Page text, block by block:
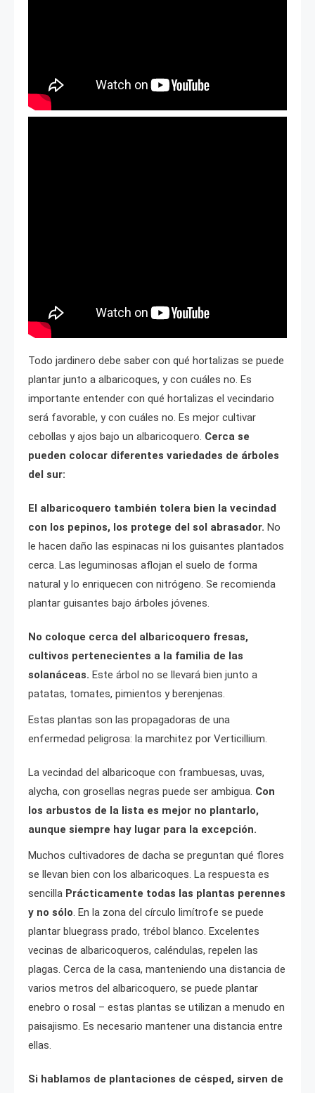
Todo jardinero debe saber con qué hortalizas se puede
plantar junto a albaricoques, y con cuáles no. Es
importante entender con qué hortalizas el vecindario
será favorable, y con cuáles no. Es mejor cultivar
cebollas y ajos bajo un albaricoquero. Cerca se
pueden colocar diferentes variedades de árboles
del sur:
El albaricoquero también tolera bien la vecindad
con los pepinos, los protege del sol abrasador. No
le hacen daño las espinacas ni los guisantes plantados
cerca. Las leguminosas aflojan el suelo de forma
natural y lo enriquecen con nitrógeno. Se recomienda
plantar guisantes bajo árboles jóvenes.
No coloque cerca del albaricoquero fresas,
cultivos pertenecientes a la familia de las
solanáceas. Este árbol no se llevará bien junto a
patatas, tomates, pimientos y berenjenas.
Estas plantas son las propagadoras de una
enfermedad peligrosa: la marchitez por Verticillium.
La vecindad del albaricoque con frambuesas, uvas,
alycha, con grosellas negras puede ser ambigua. Con
los arbustos de la lista es mejor no plantarlo,
aunque siempre hay lugar para la excepción.
Muchos cultivadores de dacha se preguntan qué flores
se llevan bien con los albaricoques. La respuesta es
sencilla Prácticamente todas las plantas perennes
y no sólo. En la zona del círculo limítrofe se puede
plantar bluegrass prado, trébol blanco. Excelentes
vecinas de albaricoqueros, caléndulas, repelen las
plagas. Cerca de la casa, manteniendo una distancia de
varios metros del albaricoquero, se puede plantar
enebro o rosal – estas plantas se utilizan a menudo en
paisajismo. Es necesario mantener una distancia entre
ellas.
Si hablamos de plantaciones de césped, sirven de